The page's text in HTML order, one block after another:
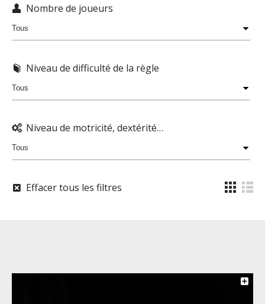
Nombre de joueurs
Niveau de difficulté de la règle
Niveau de motricité, dextérité…
Effacer tous les filtres